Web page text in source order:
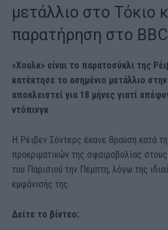
μετάλλιο στο Τόκιο
παρατήρηση στο BBC
«Χουλκ» είναι το παρατοσύκλι της
κατέκτησε το ασημένιο μετάλλιο
αποκλειστεί για 18 μήνες γιατί
ντόπινγκ
Η Ρέιβεν Σόντερς έκανε θραύση κατά
προκριματικών της σφαιροβολίας
του Παρισιού την Πέμπτη, λόγω της
εμφάνισής της.
Δείτε το βίντεο: